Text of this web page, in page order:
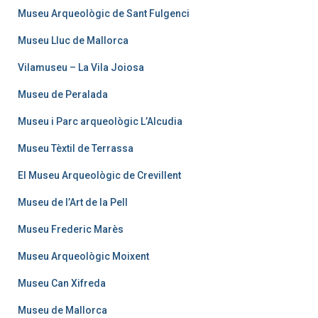
Museu Arqueològic de Sant Fulgenci
Museu Lluc de Mallorca
Vilamuseu – La Vila Joiosa
Museu de Peralada
Museu i Parc arqueològic L’Alcudia
Museu Tèxtil de Terrassa
El Museu Arqueològic de Crevillent
Museu de l’Art de la Pell
Museu Frederic Marès
Museu Arqueològic Moixent
Museu Can Xifreda
Museu de Mallorca